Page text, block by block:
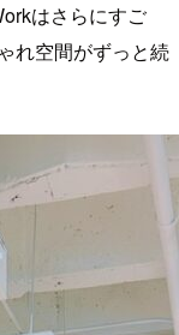
はさらにすご
れ空間がずっと続